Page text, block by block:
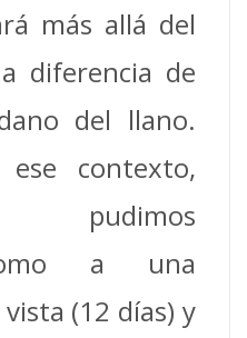
más allá del
diferencia de
del llano.
contexto,
pudimos
a una
(12 días) y